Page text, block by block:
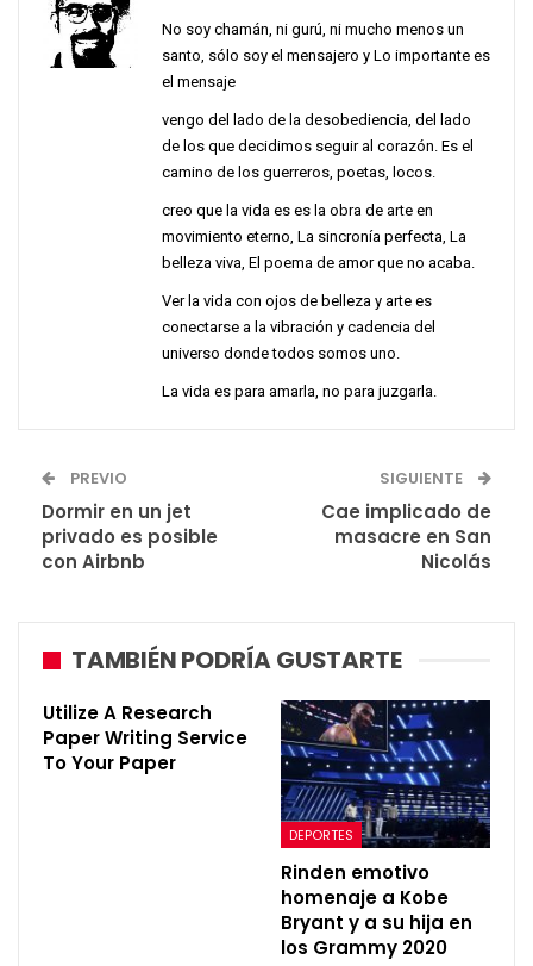
No soy chamán, ni gurú, ni mucho menos un
santo, sólo soy el mensajero y Lo importante es
el mensaje
vengo del lado de la desobediencia, del lado
de los que decidimos seguir al corazón. Es el
camino de los guerreros, poetas, locos.
creo que la vida es es la obra de arte en
movimiento eterno, La sincronía perfecta, La
belleza viva, El poema de amor que no acaba.
Ver la vida con ojos de belleza y arte es
conectarse a la vibración y cadencia del
universo donde todos somos uno.
La vida es para amarla, no para juzgarla.
PREVIO
Dormir en un jet
privado es posible
con Airbnb
SIGUIENTE
Cae implicado de
masacre en San
Nicolás
TAMBIÉN PODRÍA GUSTARTE
Utilize A Research
Paper Writing Service
To Your Paper
DEPORTES
Rinden emotivo
homenaje a Kobe
Bryant y a su hija en
los Grammy 2020